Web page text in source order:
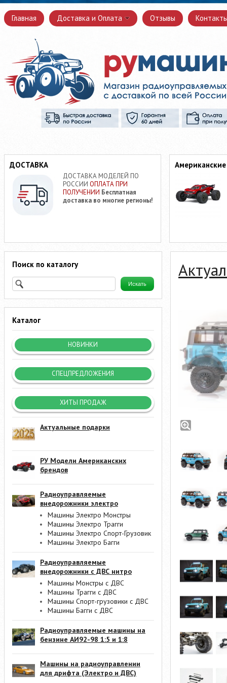
Главная Доставка и Оплата Отзывы
ДОСТАВКА
ДОСТАВКА МОДЕЛЕЙ ПО
РОССИИ ОПЛАТА ПРИ
ПОЛУЧЕНИИ Бесплатная
доставка во многие регионы!
Поиск по каталогу
Каталог
НОВИНКИ
СПЕЦПРЕДЛОЖЕНИЯ
ХИТЫ ПРОДАЖ
Актуальные подарки
РУ Модели Американских
брендов
Радиоуправляемые
внедорожники электро
Машины Электро Монстры
Машины Электро Трагги
Машины Электро Спорт-Грузовик
Машины Электро Багги
Радиоуправляемые
внедорожники с ДВС нитро
Машины Монстры с ДВС
Машины Трагги с ДВС
Машины Спорт-грузовики с ДВС
Машины Багги с ДВС
Радиоуправляемые машины на
бензине АИ92-98 1:5 и 1:8
Машины на радиоуправлении
для дрифта (Электро и ДВС)